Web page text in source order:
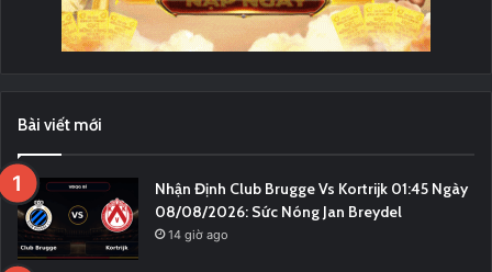
Bài viết mới
Nhận Định Club Brugge Vs Kortrijk 01:45 Ngày
08/08/2026: Sức Nóng Jan Breydel
14 giờ ago